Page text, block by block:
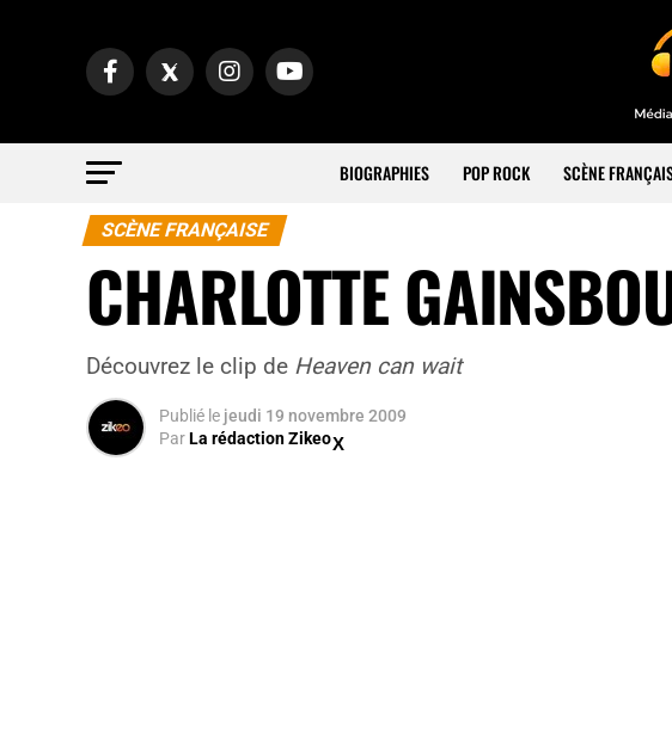
BIOGRAPHIES POP ROCK SCÈNE
SCÈNE FRANÇAISE
CHARLOTTE
Découvrez le clip de Heaven can wait
Publié le jeudi 19 novembre 2009
ParLa rédaction Zikeo